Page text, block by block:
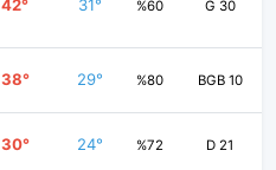
42° 31° %60 G 30
38° 29° %80 BGB 10
30° 24° %72 D 21